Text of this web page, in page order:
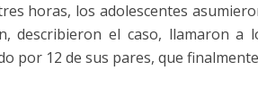
horas, los adolescentes
describieron el caso, llamaron a
por 12 de sus pares, que